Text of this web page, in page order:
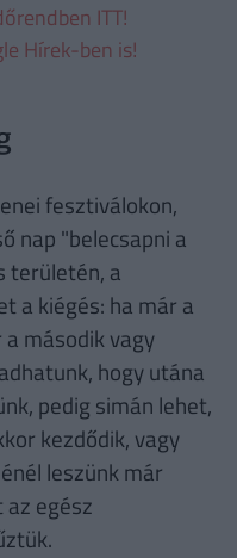
ITT!
Hírek-ben is!
fesztiválokon,
nap "belecsapni a
területén, a
a kiégés: ha már a
második vagy
hogy utána
pedig simán lehet,
kezdődik, vagy
leszünk már
egész